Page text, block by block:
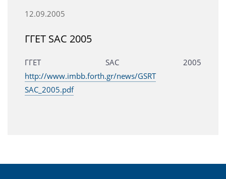
12.09.2005
ΓΓΕΤ SAC 2005
ΓΓΕΤ SAC 2005
http://www.imbb.forth.gr/news/GSRT
SAC_2005.pdf